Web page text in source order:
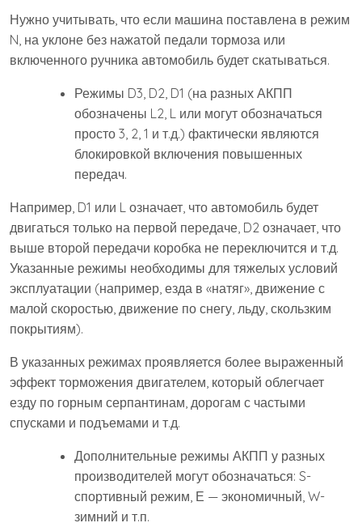
Нужно учитывать, что если машина поставлена в режим
N, на уклоне без нажатой педали тормоза или
включенного ручника автомобиль будет скатываться.
Режимы D3, D2, D1 (на разных АКПП
обозначены L2, L или могут обозначаться
просто 3, 2, 1 и т.д.) фактически являются
блокировкой включения повышенных
передач.
Например, D1 или L означает, что автомобиль будет
двигаться только на первой передаче, D2 означает, что
выше второй передачи коробка не переключится и т.д.
Указанные режимы необходимы для тяжелых условий
эксплуатации (например, езда в «натяг», движение с
малой скоростью, движение по снегу, льду, скользким
покрытиям).
В указанных режимах проявляется более выраженный
эффект торможения двигателем, который облегчает
езду по горным серпантинам, дорогам с частыми
спусками и подъемами и т.д.
Дополнительные режимы АКПП у разных
производителей могут обозначаться: S-
спортивный режим, Е — экономичный, W-
зимний и т.п.